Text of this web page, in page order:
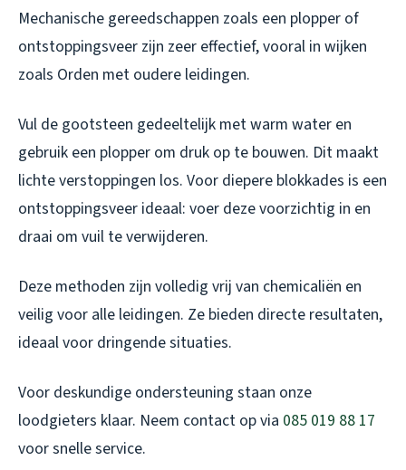
Mechanische gereedschappen zoals een plopper of
ontstoppingsveer zijn zeer effectief, vooral in wijken
zoals Orden met oudere leidingen.
Vul de gootsteen gedeeltelijk met warm water en
gebruik een plopper om druk op te bouwen. Dit maakt
lichte verstoppingen los. Voor diepere blokkades is een
ontstoppingsveer ideaal: voer deze voorzichtig in en
draai om vuil te verwijderen.
Deze methoden zijn volledig vrij van chemicaliën en
veilig voor alle leidingen. Ze bieden directe resultaten,
ideaal voor dringende situaties.
Voor deskundige ondersteuning staan onze
loodgieters klaar. Neem contact op via 085 019 88 17
voor snelle service.